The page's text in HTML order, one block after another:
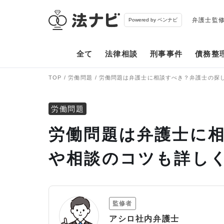
Powered by ベンナビ 弁護士監
全て 法律相談 刑事事件 債務整
TOP 労働問題 労働問題は弁護士に相談すべき？弁護士の探
労働問題
労働問題は弁護士に
や相談のコツも詳し
監修者
アシロ社内弁護士